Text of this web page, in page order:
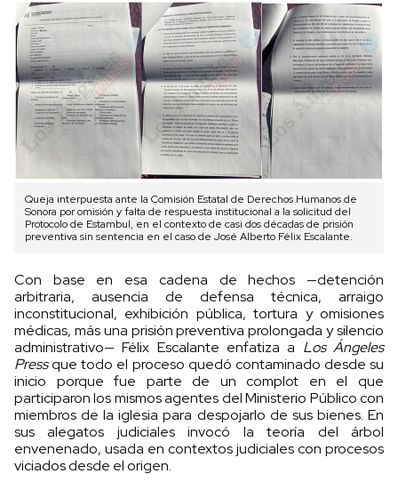
Queja interpuesta ante la Comisión Estatal de Derechos Humanos de
Sonora por omisión y falta de respuesta institucional a la solicitud del
Protocolo de Estambul, en el contexto de casi dos décadas de prisión
preventiva sin sentencia en el caso de José Alberto Félix Escalante.
Con base en esa cadena de hechos —detención
arbitraria, ausencia de defensa técnica, arraigo
inconstitucional, exhibición pública, tortura y omisiones
médicas, más una prisión preventiva prolongada y silencio
administrativo— Félix Escalante enfatiza a Los Ángeles
Pressque todo el proceso quedó contaminado desde su
inicio porque fue parte de un complot en el que
participaron los mismos agentes del Ministerio Público con
miembros de la iglesia para despojarlo de sus bienes. En
sus alegatos judiciales invocó la teoría del árbol
envenenado, usada en contextos judiciales con procesos
viciados desde el origen.